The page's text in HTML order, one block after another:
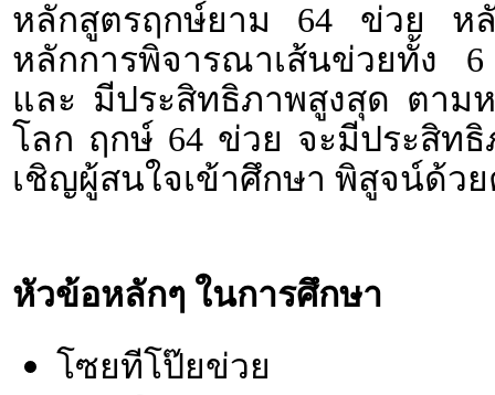
หลักสูตรฤกษ์ยาม 64 ข่วย หลั
หลักการพิจารณาเส้นข่วยทั้ง
และ มีประสิทธิภาพสูงสุด ตาม
โลก ฤกษ์ 64 ข่วย จะมีประสิท
เชิญผู้สนใจเข้าศึกษา พิสูจน์ด้วย
หัวข้อหลักๆ ในการศึกษา
โซยทีโป๊ยข่วย